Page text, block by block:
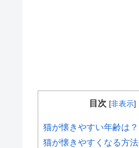
目次 [非表示]
猫が懐きやすい年齢は？
猫が懐きやすくなる方法